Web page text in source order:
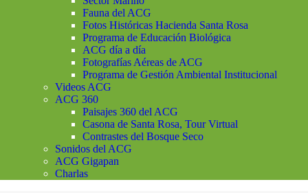
Fauna del ACG
Fotos Históricas Hacienda Santa Rosa
Programa de Educación Biológica
ACG día a día
Fotografías Aéreas de ACG
Programa de Gestión Ambiental Institucional
Videos ACG
ACG 360
Paisajes 360 del ACG
Casona de Santa Rosa, Tour Virtual
Contrastes del Bosque Seco
Sonidos del ACG
ACG Gigapan
Charlas